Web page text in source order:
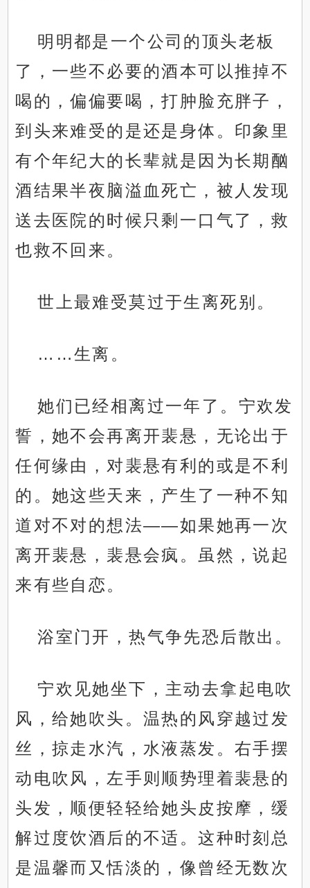
明明都是一个公司的顶头老板
了，一些不必要的酒本可以推掉不
喝的，偏偏要喝，打肿脸充胖子，
到头来难受的是还是身体。印象里
有个年纪大的长辈就是因为长期酗
酒结果半夜脑溢血死亡，被人发现
送去医院的时候只剩一口气了，救
也救不回来。
世上最难受莫过于生离死别。
……生离。
她们已经相离过一年了。宁欢发
誓，她不会再离开裴悬，无论出于
任何缘由，对裴悬有利的或是不利
的。她这些天来，产生了一种不知
道对不对的想法——如果她再一次
离开裴悬，裴悬会疯。虽然，说起
来有些自恋。
浴室门开，热气争先恐后散出。
宁欢见她坐下，主动去拿起电吹
风，给她吹头。温热的风穿越过发
丝，掠走水汽，水液蒸发。右手摆
动电吹风，左手则顺势理着裴悬的
头发，顺便轻轻给她头皮按摩，缓
解过度饮酒后的不适。这种时刻总
是温馨而又恬淡的，像曾经无数次